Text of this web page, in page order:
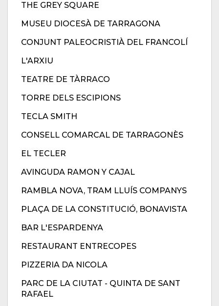
THE GREY SQUARE
MUSEU DIOCESÀ DE TARRAGONA
CONJUNT PALEOCRISTIÀ DEL FRANCOLÍ
L'ARXIU
TEATRE DE TÀRRACO
TORRE DELS ESCIPIONS
TECLA SMITH
CONSELL COMARCAL DE TARRAGONÈS
EL TECLER
AVINGUDA RAMON Y CAJAL
RAMBLA NOVA, TRAM LLUÍS COMPANYS
PLAÇA DE LA CONSTITUCIÓ, BONAVISTA
BAR L'ESPARDENYA
RESTAURANT ENTRECOPES
PIZZERIA DA NICOLA
PARC DE LA CIUTAT - QUINTA DE SANT
RAFAEL